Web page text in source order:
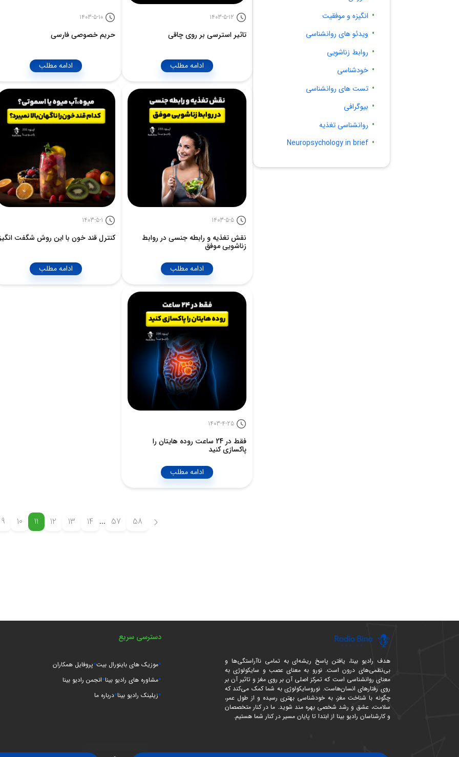
انگیزه و موفقیت
ویدئو های روانشناسی
روابط زناشویی
خودشناسی
تست های روانشناسی
بیوگرافی
روانشناسی تغذیه
Neuropsychology in brief
1403-5-12
تاثیر استرسی بر روی چاقی
ادامه مطلب
1403-5-10
حریم خصوصی فارسی
ادامه مطلب
1403-5-5
نقش تغذیه و رابطه جنسی در روابط
زناشویی موفق
ادامه مطلب
1403-5-1
کنترل قند خون با این روش شگفت
ادامه مطلب
1403-4-25
فقط در 24 ساعت روده هایتان را
پاکسازی کنید
ادامه مطلب
9 10 11 12 13 14 ... 57 58
هدف رادیو بینا، یافتن پاسخ ریشه‌ای به تمامی ناآراستگی‌ها و
بی‌نظمی‌های درون است. نورو به معنای عصب و سایکولوژی به
معنای روانشناسی است که تمرکز اصلی آن بر روی مغز و تاثیر آن بر
روی رفتارهای انسان‌هاست. نوروسایکولوژی به شما کمک می‌کند که
چگونه با شناخت مغز، به خودشناسی بهتری رسیده و از طول عمر،
سلامت، عشق و رشد شخصی بهره مند شوید. ما در کنار متخصصان
و کارشناسان رادیو بینا از ابتدا تا پایان مسیر در کنار شما هستیم.
دسترسی سریع
موزیک های باینورال بیت پروفایل همکاران
مشاوره های رادیو بینا انجمن رادیو بینا
زیلینک رادیو بینا درباره ما